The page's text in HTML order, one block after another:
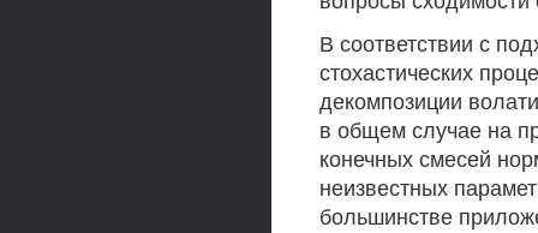
В соответствии с
стохастических
декомпозиции
в общем случае на
конечных смесей
неизвестных
большинстве